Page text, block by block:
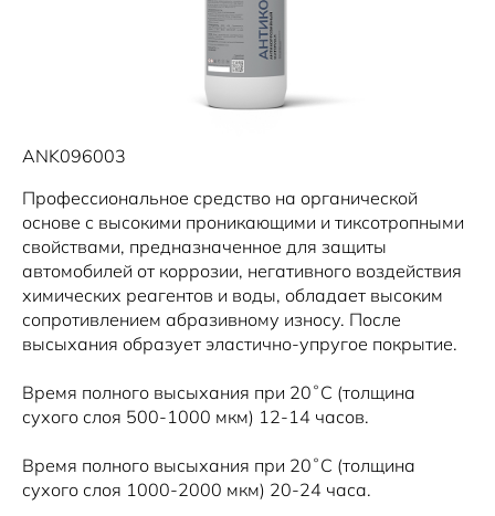
ANK096003
Профессиональное средство на органической
основе с высокими проникающими и тиксотропными
свойствами, предназначенное для защиты
автомобилей от коррозии, негативного воздействия
химических реагентов и воды, обладает высоким
сопротивлением абразивному износу. После
высыхания образует эластично-упругое покрытие.
Время полного высыхания при 20˚С (толщина
сухого слоя 500-1000 мкм) 12-14 часов.
Время полного высыхания при 20˚С (толщина
сухого слоя 1000-2000 мкм) 20-24 часа.